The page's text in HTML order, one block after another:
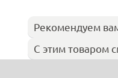
Рекомендуем
С этим товаром